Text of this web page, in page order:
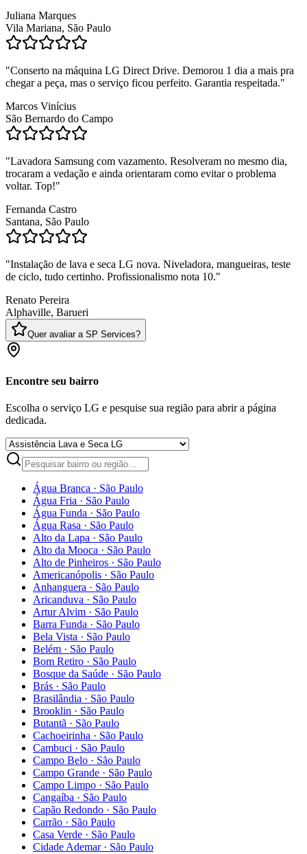
Juliana Marques
Vila Mariana, São Paulo
"Conserto na máquina LG Direct Drive. Demorou 1 dia a mais pra
chegar a peça, mas o serviço ficou perfeito. Garantia respeitada."
Marcos Vinícius
São Bernardo do Campo
"Lavadora Samsung com vazamento. Resolveram no mesmo dia,
trocaram a vedação e ainda orientaram como evitar o problema
voltar. Top!"
Fernanda Castro
Santana, São Paulo
"Instalação de lava e seca LG nova. Niveladora, mangueiras, teste
de ciclo, tudo certinho. Profissionalismo nota 10."
Renato Pereira
Alphaville, Barueri
Quer avaliar a SP Services?
Encontre seu bairro
Escolha o serviço LG e pesquise sua região para abrir a página
dedicada.
Água Branca · São Paulo
Água Fria · São Paulo
Água Funda · São Paulo
Água Rasa · São Paulo
Alto da Lapa · São Paulo
Alto da Mooca · São Paulo
Alto de Pinheiros · São Paulo
Americanópolis · São Paulo
Anhanguera · São Paulo
Aricanduva · São Paulo
Artur Alvim · São Paulo
Barra Funda · São Paulo
Bela Vista · São Paulo
Belém · São Paulo
Bom Retiro · São Paulo
Bosque da Saúde · São Paulo
Brás · São Paulo
Brasilândia · São Paulo
Brooklin · São Paulo
Butantã · São Paulo
Cachoeirinha · São Paulo
Cambuci · São Paulo
Campo Belo · São Paulo
Campo Grande · São Paulo
Campo Limpo · São Paulo
Cangaíba · São Paulo
Capão Redondo · São Paulo
Carrão · São Paulo
Casa Verde · São Paulo
Cidade Ademar· São Paulo